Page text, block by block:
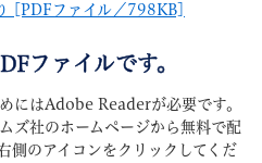
[PDFファイル／798KB]
ファイルです。
にはAdobe Readerが必要です。
ズ社のホームページから無料で配
側のアイコンをクリックしてくだ